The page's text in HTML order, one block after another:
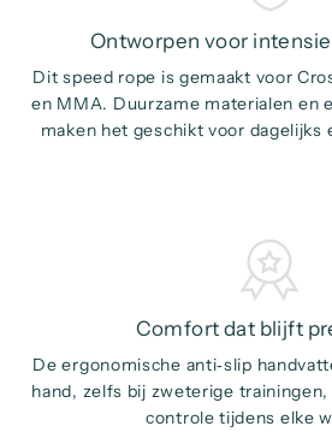
Ontworpen voor
Dit speed rope is gemaakt voor
en MMA. Duurzame materialen en
maken het geschikt voor dagelijks
Comfort dat blijft
De ergonomische anti‑slip
hand, zelfs bij zweterige
controle tijdens elke